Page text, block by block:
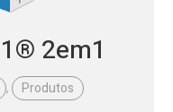
2em1
, Produtos